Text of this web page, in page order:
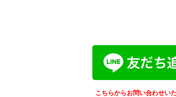
こちらからお問い合わせいた